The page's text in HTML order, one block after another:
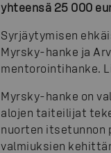
yhteensä 25 000
Syrjäytymisen
Myrsky-hanke ja
mentorointihanke.
Myrsky-hanke on
alojen taiteilijat
nuorten itsetunnon
valmiuksien